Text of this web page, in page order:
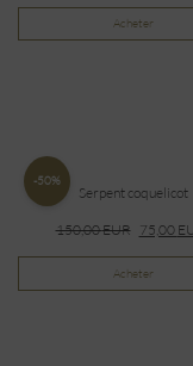
Acheter
-50%
Serpent coquelicot
150,00EUR 75,00
Acheter